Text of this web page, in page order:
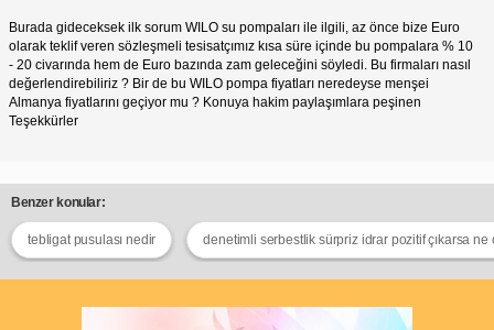
Burada gideceksek ilk sorum WILO su pompaları ile ilgili, az önce bize Euro
olarak teklif veren sözleşmeli tesisatçımız kısa süre içinde bu pompalara % 10
- 20 civarında hem de Euro bazında zam geleceğini söyledi. Bu firmaları nasıl
değerlendirebiliriz ? Bir de bu WILO pompa fiyatları neredeyse menşei
Almanya fiyatlarını geçiyor mu ? Konuya hakim paylaşımlara peşinen
Teşekkürler
Benzer konular:
tebligat pusulası nedir denetimli serbestlik sürpriz idrar pozitif çıkarsa ne